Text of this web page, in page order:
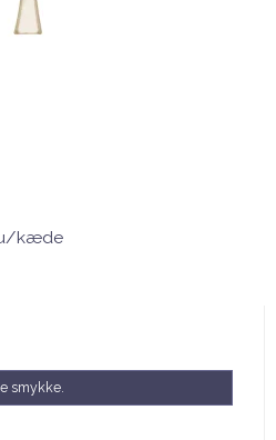
u/kæde
smykke.